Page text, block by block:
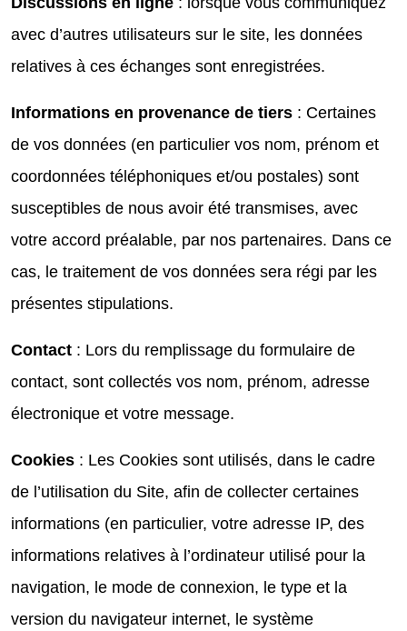
avec d’autres utilisateurs sur le site, les données
relatives à ces échanges sont enregistrées.
Informations en provenance de tiers : Certaines
de vos données (en particulier vos nom, prénom et
coordonnées téléphoniques et/ou postales) sont
susceptibles de nous avoir été transmises, avec
votre accord préalable, par nos partenaires. Dans ce
cas, le traitement de vos données sera régi par les
présentes stipulations.
Contact : Lors du remplissage du formulaire de
contact, sont collectés vos nom, prénom, adresse
électronique et votre message.
Cookies : Les Cookies sont utilisés, dans le cadre
de l’utilisation du Site, afin de collecter certaines
informations (en particulier, votre adresse IP, des
informations relatives à l’ordinateur utilisé pour la
navigation, le mode de connexion, le type et la
version du navigateur internet, le système